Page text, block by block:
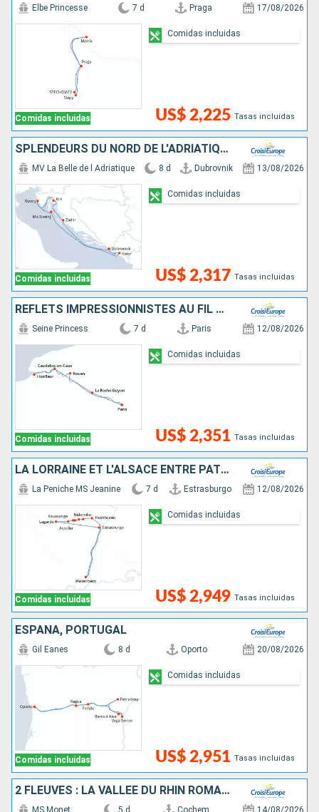
Comidas incluidas
Elbe Princesse 7 d Praga 17/08/2026
US$ 2,225 Tasas incluidas
Comidas incluidas
SPLENDEURS DU NORD DE L'ADRIATIQUE - ESCALES HISTORIQUES ET BEAUTÉS NATURELLES ENTRE CROATIE ET MONTÉNÉGRO (FORMULE PORT//PORT)
Comidas incluidas
MV La Belle de l Adriatique 8 d Dubrovnik 13/08/2026
US$ 2,317 Tasas incluidas
Comidas incluidas
REFLETS IMPRESSIONNISTES AU FIL DE LA SEINE
Comidas incluidas
Seine Princess 7 d Paris 12/08/2026
US$ 2,351 Tasas incluidas
Comidas incluidas
LA LORRAINE ET L'ALSACE ENTRE PATRIMOINE ET SAVOIR-FAIRE, CROISIÈRE DE CHARME SUR LE CANAL DE LA MARNE AU RHIN (FORMULE PORT-PORT)
Comidas incluidas
La Peniche MS Jeanine 7 d Estrasburgo 12/08/2026
US$ 2,949 Tasas incluidas
Comidas incluidas
ESPAÑA, PORTUGAL
Comidas incluidas
Gil Eanes 8 d Oporto 20/08/2026
US$ 2,951 Tasas incluidas
Comidas incluidas
2 FLEUVES : LA VALLÉE DU RHIN ROMANTIQUE ET LA MAGIE DE LA MOSELLE
MS Monet 5 d Cochem 14/08/2026